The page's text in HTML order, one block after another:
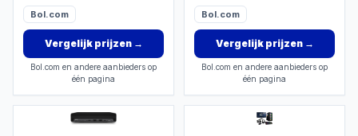
Bol.com
Vergelijk prijzen→
Bol.com en andere aanbieders op
één pagina
Bol.com
Vergelijk prijzen→
Bol.com en andere aanbieders op
één pagina